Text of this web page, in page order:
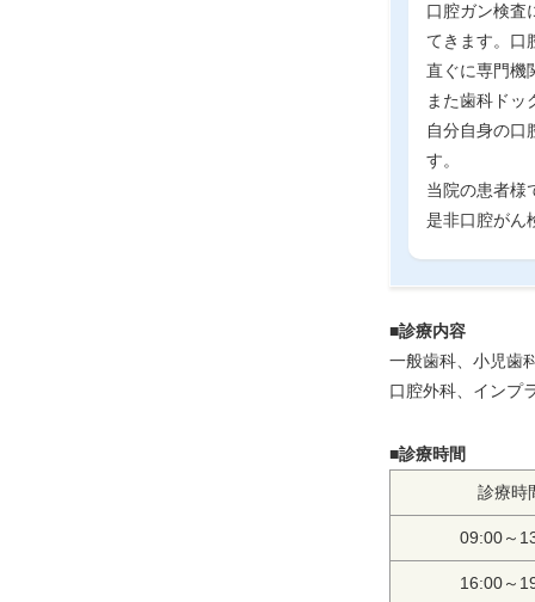
口腔ガン検査
てきます。口
直ぐに専門機
また歯科ドッ
自分自身の口
す。
当院の患者様
是非口腔がん
■診療内容
一般歯科、小児歯
口腔外科、インプ
■診療時間
診療時
09:00～
16:00～